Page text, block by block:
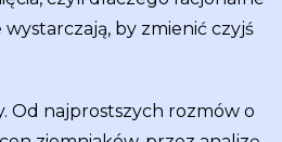
by zmienić czyjś
Od najprostszych rozmów o